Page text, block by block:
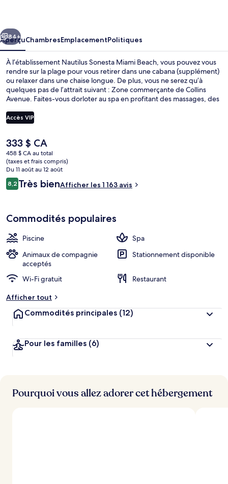
Beach
Suivant
84+
AperçuChambresEmplacementPolitiques
À l’établissement Nautilus Sonesta Miami Beach, vous pouvez vous
rendre sur la plage pour vous retirer dans une cabana (supplément)
ou relaxer dans une chaise longue. De plus, vous ne serez qu’à
quelques pas de l’attrait suivant : Zone commerçante de Collins
Avenue. Faites-vous dorloter au spa en profitant des massages, des
passer des heures à vous amuser? Dirigez-vous vers la piscine
extérieure. Offrant une vue sur la piscine, Nautilus Cabana Club sert
dîner et le le souper. Parmi les autres points saillants de hôtel de
luxe, notons 2 bars-salons, un bar attenant à la piscine et un centre
d’entraînement physique ouvert en tout temps. Les autres
voyageurs adorent le personnel serviable et l’emplacement.
Accès VIP
Le
prix
actuel
est
de 333 $ CA
333 $ CA
458 $ CA au total
(taxes et frais compris)
Du 11 août au 12 août
Avis
8,28,2 sur 10 –
Très bienAfficher les 1 163 avis
Commodités populaires
Piscine
Spa
Animaux de compagnie
acceptés
Stationnement disponible
Wi-Fi gratuit
Restaurant
Afficher tout
Commodités principales (12)
Pour les familles (6)
Pourquoi vous allez adorer cet hébergement